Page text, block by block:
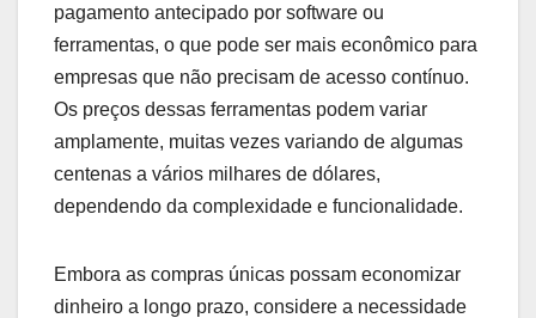
pagamento antecipado por software ou
ferramentas, o que pode ser mais econômico para
empresas que não precisam de acesso contínuo.
Os preços dessas ferramentas podem variar
amplamente, muitas vezes variando de algumas
centenas a vários milhares de dólares,
dependendo da complexidade e funcionalidade.
Embora as compras únicas possam economizar
dinheiro a longo prazo, considere a necessidade